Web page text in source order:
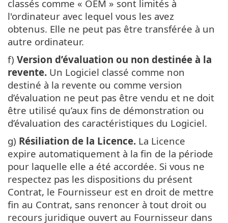
classés comme « OEM » sont limités à
l'ordinateur avec lequel vous les avez
obtenus. Elle ne peut pas être transférée à un
autre ordinateur.
f) Version d’évaluation ou non destinée à la
revente. Un Logiciel classé comme non
destiné à la revente ou comme version
d’évaluation ne peut pas être vendu et ne doit
être utilisé qu’aux fins de démonstration ou
d’évaluation des caractéristiques du Logiciel.
g) Résiliation de la Licence. La Licence
expire automatiquement à la fin de la période
pour laquelle elle a été accordée. Si vous ne
respectez pas les dispositions du présent
Contrat, le Fournisseur est en droit de mettre
fin au Contrat, sans renoncer à tout droit ou
recours juridique ouvert au Fournisseur dans